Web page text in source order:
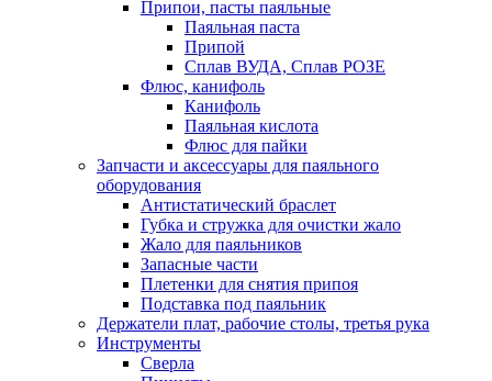
Припои, пасты паяльные
Паяльная паста
Припой
Сплав ВУДА, Сплав РОЗЕ
Флюс, канифоль
Канифоль
Паяльная кислота
Флюс для пайки
Запчасти и аксессуары для паяльного
оборудования
Антистатический браслет
Губка и стружка для очистки жало
Жало для паяльников
Запасные части
Плетенки для снятия припоя
Подставка под паяльник
Держатели плат, рабочие столы, третья рука
Инструменты
Сверла